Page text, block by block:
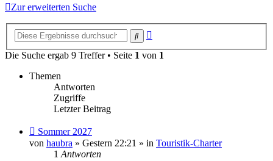
Zur erweiterten Suche
Suche
Die Suche ergab 9 Treffer • Seite 1 von 1
Themen
Antworten
Zugriffe
Letzter Beitrag
Neuer
Beitrag
Sommer 2027
von haubra » Gestern 22:21 » in Touristik-Charter
1 Antworten